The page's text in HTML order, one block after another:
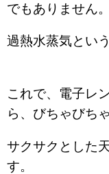
でもありません
過熱水蒸気とい
これで、電子レ
ら、びちゃびち
サクサクとした
す。